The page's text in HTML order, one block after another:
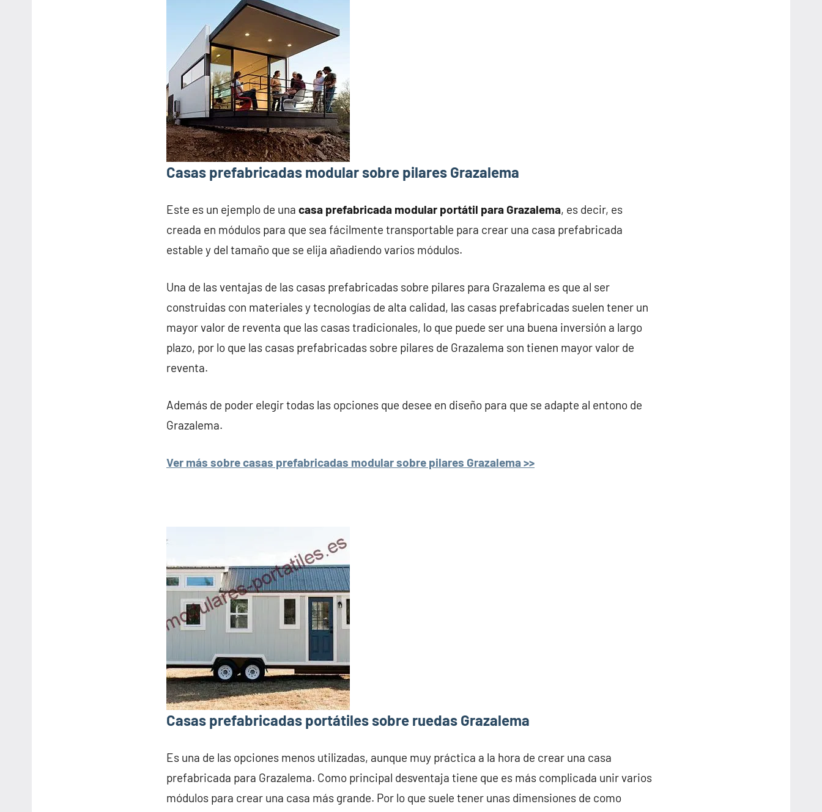
Casas prefabricadas modular sobre pilares Grazalema
Este es un ejemplo de una casa prefabricada modular portátil para Grazalema, es decir, es
creada en módulos para que sea fácilmente transportable para crear una casa prefabricada
estable y del tamaño que se elija añadiendo varios módulos.
Una de las ventajas de las casas prefabricadas sobre pilares para Grazalema es que al ser
construidas con materiales y tecnologías de alta calidad, las casas prefabricadas suelen tener un
mayor valor de reventa que las casas tradicionales, lo que puede ser una buena inversión a largo
plazo, por lo que las casas prefabricadas sobre pilares de Grazalema son tienen mayor valor de
reventa.
Además de poder elegir todas las opciones que desee en diseño para que se adapte al entono de
Grazalema.
Ver más sobre casas prefabricadas modular sobre pilares Grazalema >>
Casas prefabricadas portátiles sobre ruedas Grazalema
Es una de las opciones menos utilizadas, aunque muy práctica a la hora de crear una casa
prefabricada para Grazalema. Como principal desventaja tiene que es más complicada unir varios
módulos para crear una casa más grande. Por lo que suele tener unas dimensiones de como